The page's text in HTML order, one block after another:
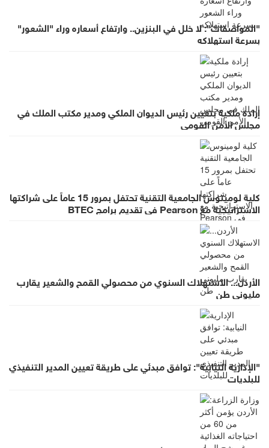
"المواصفات": لا خلل في البنزين.. وارتفاع أسعاره وراء "الشعور"
بسرعة استهلاكه
إرادة ملكية بتعيين رئيس الديوان الملكي ومدير مكتب الملك في
مجلس الأمن القومي
كلية لومينوس الجامعية التقنية تحتفل بمرور 15 عاماً على شراكتها
الاستراتيجية مع Pearson في تقديم برامج BTEC
الأردن... الاستهلاك السنوي من محصولي القمح والشعير يقارب
مليوني طن
"الإدارية النيابية": توافق مبدئي على طريقة تعيين المدير التنفيذي
للبلديات